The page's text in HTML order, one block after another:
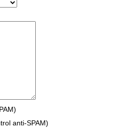
anti-SPAM)